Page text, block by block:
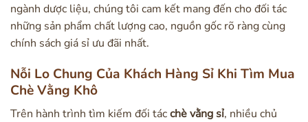
ngành dược liệu, chúng tôi cam kết mang đến cho đối tác
những sản phẩm chất lượng cao, nguồn gốc rõ ràng cùng
chính sách giá sỉ ưu đãi nhất.
Nỗi Lo Chung Của Khách Hàng Sỉ Khi Tìm Mua
Chè Vằng Khô
Trên hành trình tìm kiếm đối tácchè vằng sỉ, nhiều chủ